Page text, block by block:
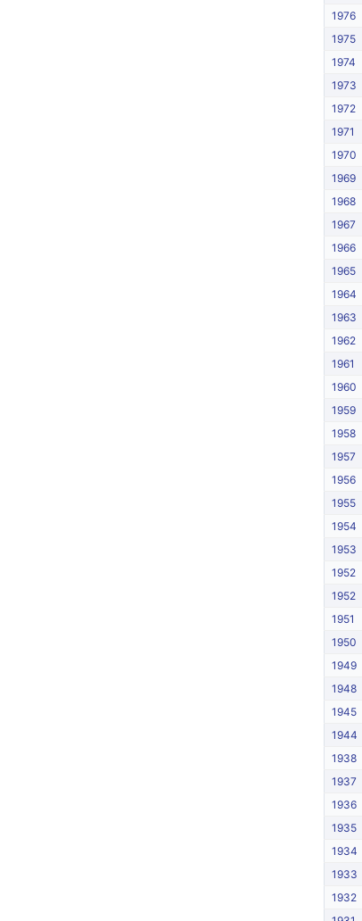
1976
1975
1974
1973
1972
1971
1970
1969
1968
1967
1966
1965
1964
1963
1962
1961
1960
1959
1958
1957
1956
1955
1954
1953
1952
1952
1951
1950
1949
1948
1945
1944
1938
1937
1936
1935
1934
1933
1932